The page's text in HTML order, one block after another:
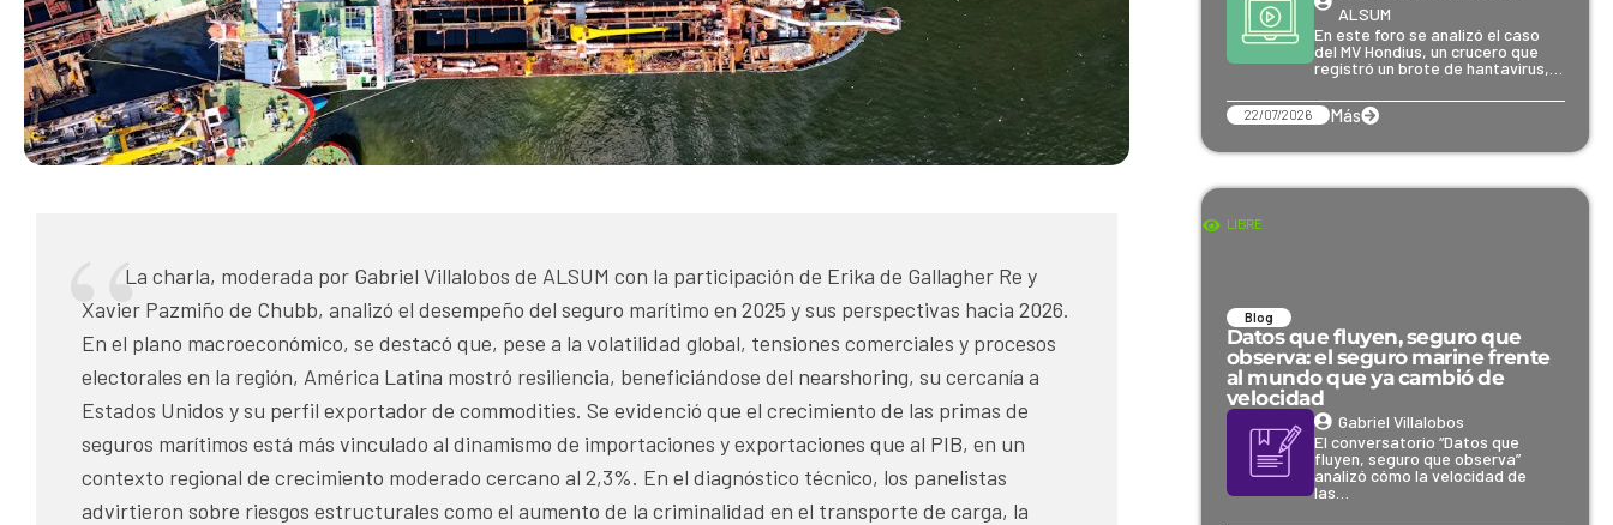
La charla, moderada por Gabriel Villalobos de ALSUM con la participación de Erika de Gallagher Re y
Xavier Pazmiño de Chubb, analizó el desempeño del seguro marítimo en 2025 y sus perspectivas hacia 2026.
En el plano macroeconómico, se destacó que, pese a la volatilidad global, tensiones comerciales y procesos
electorales en la región, América Latina mostró resiliencia, beneficiándose del nearshoring, su cercanía a
Estados Unidos y su perfil exportador de commodities. Se evidenció que el crecimiento de las primas de
seguros marítimos está más vinculado al dinamismo de importaciones y exportaciones que al PIB, en un
contexto regional de crecimiento moderado cercano al 2,3%. En el diagnóstico técnico, los panelistas
advirtieron sobre riesgos estructurales como el aumento de la criminalidad en el transporte de carga, la
ALSUM
En este foro se analizó el caso
del MV Hondius, un crucero que
registró un brote de hantavirus,…
22/07/2026 Más
LIBRE
Blog
Datos que fluyen, seguro que
observa: el seguro marine frente
al mundo que ya cambió de
velocidad
Gabriel Villalobos
El conversatorio “Datos que
fluyen, seguro que observa”
analizó cómo la velocidad de
las…